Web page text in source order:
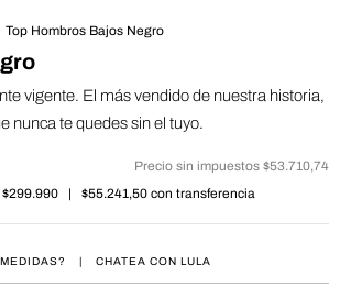
Top Hombros Bajos Negro
vigente. El más vendido de nuestra historia,
nunca te quedes sin el tuyo.
Precio sin impuestos $53.710,74
| $55.241,50 con
| CHATEA CON LULA